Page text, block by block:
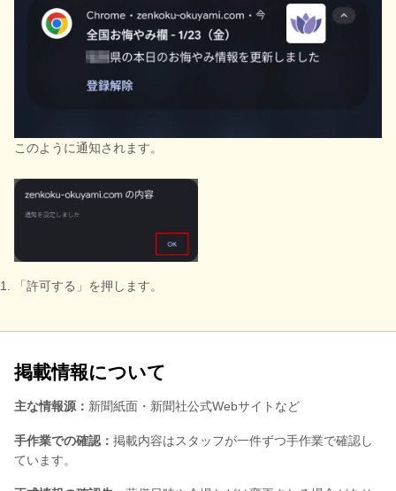
このように通知されます。
「許可する」を押します。
掲載情報について
主な情報源： 新聞紙面・新聞社公式Webサイトなど
手作業での確認： 掲載内容はスタッフが一件ずつ手作業で確認し
ています。